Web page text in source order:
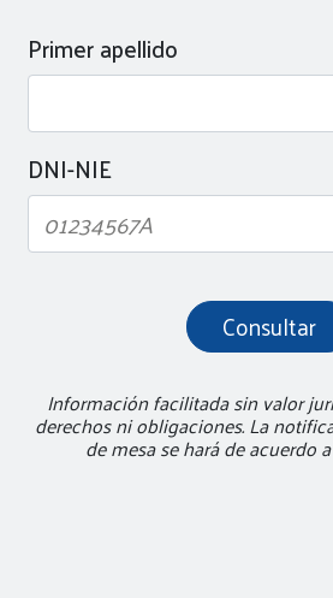
Primer apellido
DNI-NIE
Información facilitada sin valor
derechos ni obligaciones. La
de mesa se hará de acuerdo